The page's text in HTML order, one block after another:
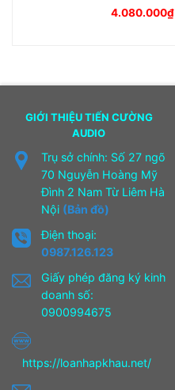
4.080.000₫
GIỚI THIỆU TIẾN CƯỜNG
AUDIO
Trụ sở chính: Số 27 ngõ
70 Nguyễn Hoàng Mỹ
Đình 2 Nam Từ Liêm Hà
Nội (Bản đồ)
Điện thoại:
0987.126.123
Giấy phép đăng ký kinh
doanh số:
0900994675
https://loanhapkhau.net/